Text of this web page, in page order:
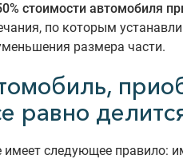
стоимости автомобиля
по которым
размера части.
равно
имеет следующее правило: